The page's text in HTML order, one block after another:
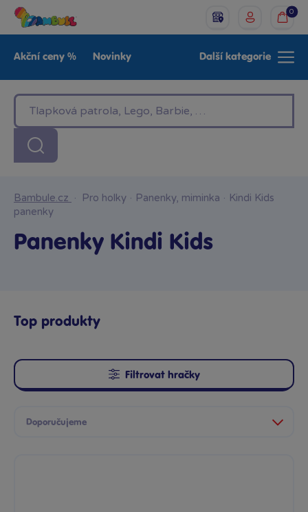
0
Akční ceny % Novinky
LEGO®
Baby Značky
Další kategorie
Bambule.cz · Pro holky · Panenky, miminka · Kindi Kids
panenky
Panenky Kindi Kids
Top produkty
Filtrovat hračky